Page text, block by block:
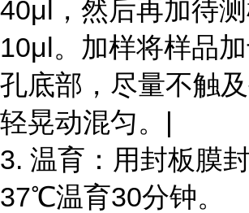
40μl，然后再加待
10μl。加样将样品
孔底部，尽量不触
轻晃动混匀。|
3. 温育：用封板膜
37℃温育30分钟。